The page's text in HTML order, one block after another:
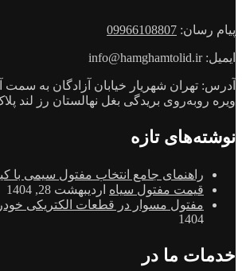
پیام رسان: 09966108807
ایمیل: info@hamghamtolid.ir
آدرس: تهران شهریار خیابان آزادگان به سمت
ویره روبه‌روی بریدگی بغل نهالستان رز لند پلاک
نوشته‌های تازه
راهنمای جامع انتخاب مفتول سیمی با
قیمت مفتول سیاه اردیبهشت 28, 1404
مفتول مسوار در قطعات الکتریکی
1404
خدمات ما در